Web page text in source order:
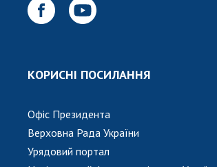
КОРИСНІ ПОСИЛАННЯ
Офіс Президента
Верховна Рада України
Урядовий портал